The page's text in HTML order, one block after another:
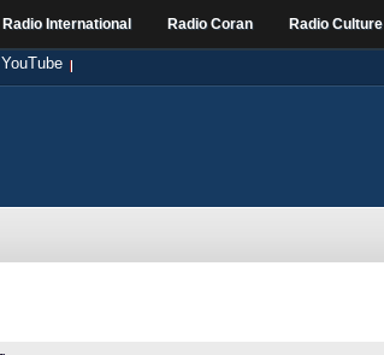
Radio International Radio Coran Radio Culture
YouTube